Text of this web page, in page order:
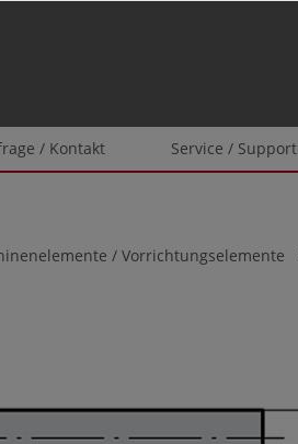
springen
/ Kontakt Service / Support
/ Vorrichtungselemente